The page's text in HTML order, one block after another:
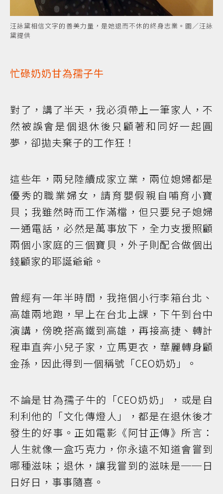
汪詠黛相信文字的善美力量，是她退而不休的終身志業。圖／汪詠
黛提供
忙碌奶奶甘為孺子牛
對了，講了半天，我必須帶上一筆家人，不
然被誤會是個退休後只顧著和同好一起圓
夢，卻拋夫棄子的工作狂！
這些年，兩兒陸續成家立業，兩位媳婦都是
優秀的職業婦女，請育嬰假親自哺育小寶
貝；我雖然時而工作滿檔，但只要兒子媳婦
一通電話，必然是萬事放下，全力支援照顧
兩個小家庭的三個寶貝，外子則配合做個出
錢顧家的耶誕爺爺。
曾經有一年半時間，我拖個小行李箱台北、
高雄兩地跑，早上在台北上課，下午到台中
演講，傍晚搭高鐵到高雄，再接高捷、轉計
程車直奔小兒子家，立馬更衣，華麗轉身顧
金孫，因此得到一個稱號「CEO奶奶」。
不論是甘為孺子牛的「CEO奶奶」，或是自
利利他的「文化傳燈人」，都是在退休後才
發生的好事。正如電影《阿甘正傳》所言：
人生就像一盒巧克力，你永遠不知道會嘗到
哪種滋味；退休，讓我嘗到的滋味是──日
日好日，事事隨喜。